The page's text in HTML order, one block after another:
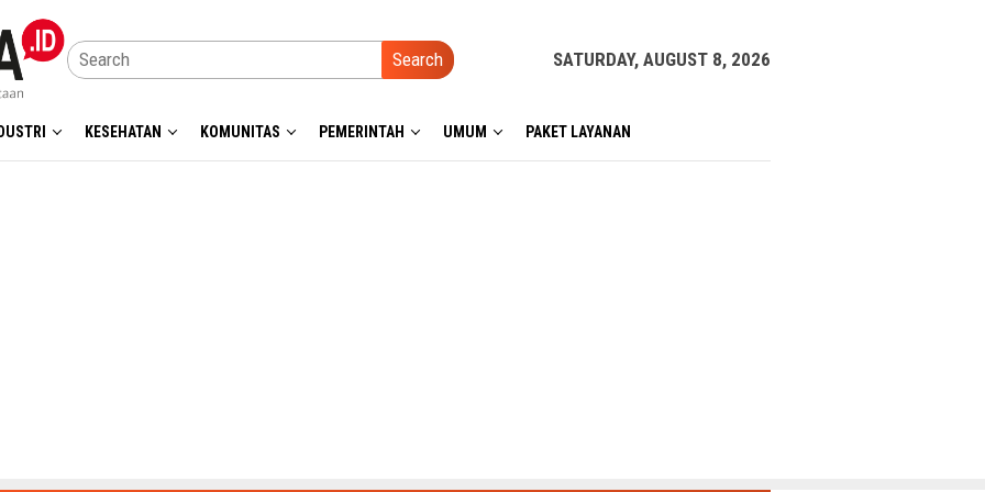
Search SATURDAY, AUGUST 8, 2026
KESEHATAN KOMUNITAS PEMERINTAH UMUM PAKET LAYANAN